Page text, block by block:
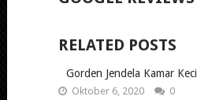
RELATED POSTS
Gorden Jendela Kamar Kecil
Oktober 6, 2020 0